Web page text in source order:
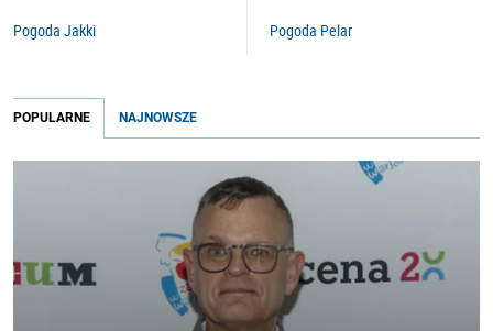
Pogoda Jakki Pogoda Pelar
POPULARNE NAJNOWSZE